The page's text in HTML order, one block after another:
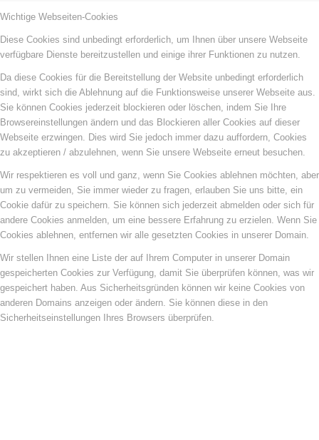
Wichtige Webseiten-Cookies
Diese Cookies sind unbedingt erforderlich, um Ihnen über unsere Webseite
verfügbare Dienste bereitzustellen und einige ihrer Funktionen zu nutzen.
Da diese Cookies für die Bereitstellung der Website unbedingt erforderlich
sind, wirkt sich die Ablehnung auf die Funktionsweise unserer Webseite aus.
Sie können Cookies jederzeit blockieren oder löschen, indem Sie Ihre
Browsereinstellungen ändern und das Blockieren aller Cookies auf dieser
Webseite erzwingen. Dies wird Sie jedoch immer dazu auffordern, Cookies
zu akzeptieren / abzulehnen, wenn Sie unsere Webseite erneut besuchen.
Wir respektieren es voll und ganz, wenn Sie Cookies ablehnen möchten, aber
um zu vermeiden, Sie immer wieder zu fragen, erlauben Sie uns bitte, ein
Cookie dafür zu speichern. Sie können sich jederzeit abmelden oder sich für
andere Cookies anmelden, um eine bessere Erfahrung zu erzielen. Wenn Sie
Cookies ablehnen, entfernen wir alle gesetzten Cookies in unserer Domain.
Wir stellen Ihnen eine Liste der auf Ihrem Computer in unserer Domain
gespeicherten Cookies zur Verfügung, damit Sie überprüfen können, was wir
gespeichert haben. Aus Sicherheitsgründen können wir keine Cookies von
anderen Domains anzeigen oder ändern. Sie können diese in den
Sicherheitseinstellungen Ihres Browsers überprüfen.